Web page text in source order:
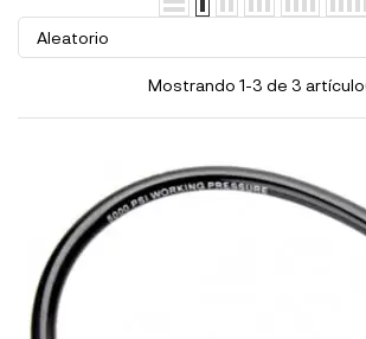
Aleatorio
Mostrando 1-3 de 3